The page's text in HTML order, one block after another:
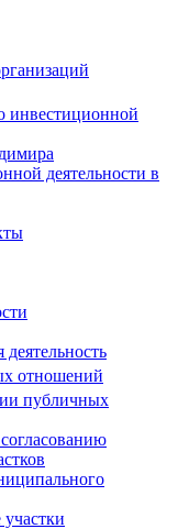
инвестиционной
деятельности в
деятельность
отношений
публичных